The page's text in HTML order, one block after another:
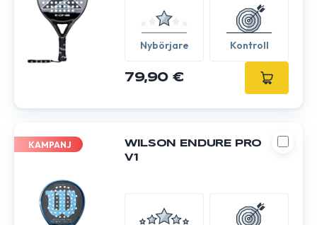
Nybörjare Kontroll
79,90 €
KAMPANJ
WILSON ENDURE PRO
V1